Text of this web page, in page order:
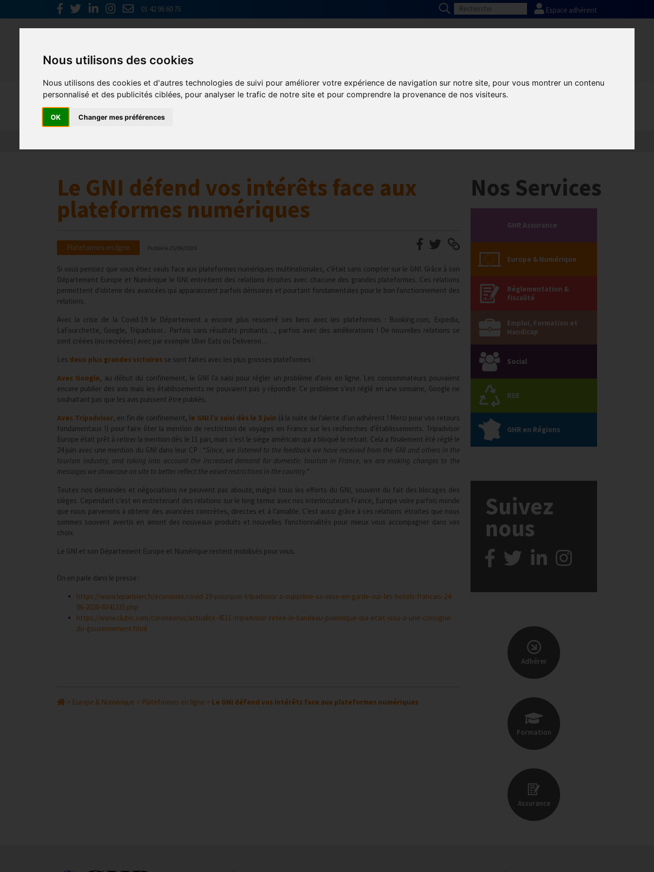
Nous utilisons des cookies
Nous utilisons des cookies et d'autres technologies de suivi pour améliorer votre expérience de navigation sur notre site, pour vous montrer un contenu
personnalisé et des publicités ciblées, pour analyser le trafic de notre site et pour comprendre la provenance de nos visiteurs.
OK Changer mes préférences
01 42 96 60 75 Espace adhérent
Europe & Numérique
Le GNI défend vos intérêts face aux
plateformes numériques
Plateformes en ligne Publié le 25/06/2020
Si vous pensiez que vous étiez seuls face aux plateformes numériques multinationales, c’était sans compter sur le GNI. Grâce à son
Département Europe et Numérique le GNI entretient des relations étroites avec chacune des grandes plateformes. Ces relations
permettent d’obtenir des avancées qui apparaissent parfois dérisoires et pourtant fondamentales pour le bon fonctionnement des
relations.
Avec la crise de la Covid-19 le Département a encore plus resserré ses liens avec les plateformes : Booking.com, Expedia,
LaFourchette, Google, Tripadvisor... Parfois sans résultats probants…, parfois avec des améliorations ! De nouvelles relations se
sont créées (ou recréées) avec par exemple Uber Eats ou Deliveroo…
Les deux plus grandes victoires se sont faites avec les plus grosses plateformes :
Avec Google, au début du confinement, le GNI l’a saisi pour régler un problème d’avis en ligne. Les consommateurs pouvaient
encore publier des avis mais les établissements ne pouvaient pas y répondre. Ce problème s’est réglé en une semaine, Google ne
souhaitant pas que les avis puissent être publiés.
Avec Tripadvisor, en fin de confinement, le GNI l’a saisi dès le 5 juin (à la suite de l’alerte d’un adhérent ! Merci pour vos retours
fondamentaux !) pour faire ôter la mention de restriction de voyages en France sur les recherches d’établissements. Tripadvisor
Europe était prêt à retirer la mention dès le 11 juin, mais c’est le siège américain qui a bloqué le retrait. Cela a finalement été réglé le
24 juin avec une mention du GNI dans leur CP : “Since, we listened to the feedback we have received from the GNI and others in the
tourism industry, and taking into account the increased demand for domestic tourism in France, we are making changes to the
messages we showcase on site to better reflect the eased restrictions in the country.”
Toutes nos demandes et négociations ne peuvent pas aboutir, malgré tous les efforts du GNI, souvent du fait des blocages des
sièges. Cependant c’est en entretenant des relations sur le long terme avec nos interlocuteurs France, Europe voire parfois monde
que nous parvenons à obtenir des avancées concrètes, directes et à l’amiable. C’est aussi grâce à ces relations étroites que nous
sommes souvent avertis en amont des nouveaux produits et nouvelles fonctionnalités pour mieux vous accompagner dans vos
choix.
Le GNI et son Département Europe et Numérique restent mobilisés pour vous.
On en parle dans le presse :
https://www.leparisien.fr/economie/covid-19-pourquoi-tripadvisor-a-supprime-sa-mise-en-garde-sur-les-hotels-francais-24-
06-2020-8341335.php
https://www.clubic.com/coronavirus/actualite-4511-tripadvisor-retire-le-bandeau-polemique-qui-etait-issu-d-une-consigne-
du-gouvernement.html
> Europe & Numérique > Plateformes en ligne > Le GNI défend vos intérêts face aux plateformes numériques
Nos Services
GHR Assurance
Europe & Numérique
Réglementation &
fiscalité
Emploi, Formation et
Handicap
Social
RSE
GHR en Régions
Suivez
nous
Adhérer
Formation
Assurance